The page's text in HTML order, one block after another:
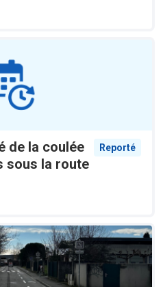
de la coulée
sous la route
Reporté